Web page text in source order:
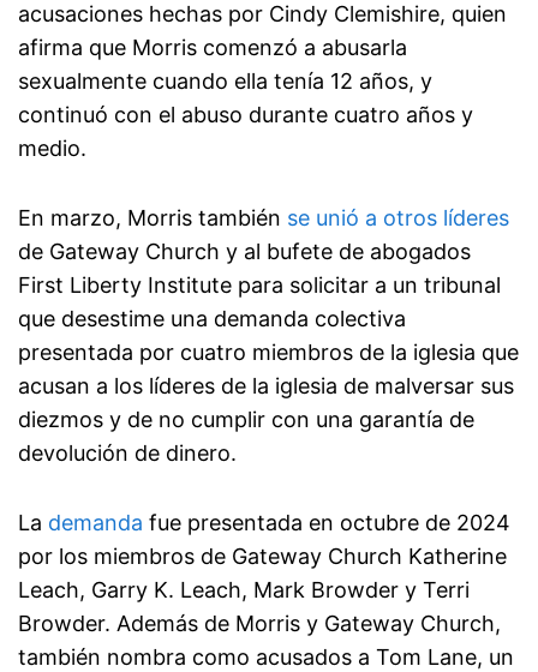
acusaciones hechas por Cindy Clemishire, quien
afirma que Morris comenzó a abusarla
sexualmente cuando ella tenía 12 años, y
continuó con el abuso durante cuatro años y
medio.
En marzo, Morris también se unió a otros líderes
de Gateway Church y al bufete de abogados
First Liberty Institute para solicitar a un tribunal
que desestime una demanda colectiva
presentada por cuatro miembros de la iglesia que
acusan a los líderes de la iglesia de malversar sus
diezmos y de no cumplir con una garantía de
devolución de dinero.
La demanda fue presentada en octubre de 2024
por los miembros de Gateway Church Katherine
Leach, Garry K. Leach, Mark Browder y Terri
Browder. Además de Morris y Gateway Church,
también nombra como acusados a Tom Lane, un